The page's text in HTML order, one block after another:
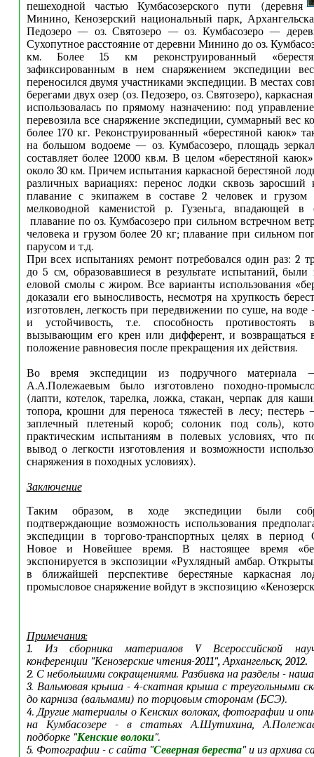
пешеходной частью Кумбасозерского пути (деревня
Минино, Кенозерский национальный парк,
Педозеро — оз. Святозеро — оз. Кумбасозеро —
Сухопутное расстояние от деревни Минино до оз.
км. Более 15 км реконструированный
зафиксированным в нем снаряжением экспедиции
переносился двумя участниками экспедиции. В местах
берегами двух озер (оз. Педозеро, оз. Святозеро),
использовалась по прямому назначению: под
перевозила все снаряжение экспедиции, суммарный вес
более 170 кг. Реконструированный «берестяной каюк»
на большом водоеме — оз. Кумбасозеро, площадь
составляет более 12000 кв.м. В целом «берестяной
около 30 км. Причем испытания каркасной берестяной
различных вариациях: перенос лодки сквозь заросший
плавание с экипажем в составе 2 человек и
мелководной каменистой р. Гузеньга, впадающей в
плавание по оз. Кумбасозеро при сильном встречном
человека и грузом более 20 кг; плавание при сильном
парусом и т.д.
При всех испытаниях ремонт потребовался один раз: 2
до 5 см, образовавшиеся в результате испытаний, были
еловой смолы с жиром. Все варианты использования
доказали его выносливость, несмотря на хрупкость
изготовлен, легкость при передвижении по суше, на
и устойчивость, т.е. способность противостоять
вызывающим его крен или дифферент, и возвращаться
положение равновесия после прекращения их действия.
Во время экспедиции из подручного
А.А.Полежаевым было изготовлено походно-
(лапти, котелок, тарелка, ложка, стакан, черпак для
топора, крошни для переноса тяжестей в лесу;
заплечный плетеный короб; солоник под соль),
практическим испытаниям в полевых условиях, что
вывод о легкости изготовления и возможности
снаряжения в походных условиях).
Заключение
Таким образом, в ходе экспедиции были
подтверждающие возможность использования
экспедиции в торгово-транспортных целях в период
Новое и Новейшее время. В настоящее время
экспонируется в экспозиции «Рухлядный амбар.
в ближайшей перспективе берестяные каркасная
промысловое снаряжение войдут в экспозицию
Примечания:
1. Из сборника материалов V Всероссийской
конференции "Кенозерские чтения-2011",Архангельск, 2012.
2. С небольшими сокращениями. Разбивка на разделы -
3. Вальмовая крыша - 4-скатная крыша с треугольными
до карниза (вальмами) по торцовым сторонам (БСЭ).
4. Другие материалы о Кенских волоках, фотографии и
на Кумбасозере - в статьях А.Шутихина,
подборке "Кенские волоки".
5. Фотографии - с сайта "Северная береста" и из архива